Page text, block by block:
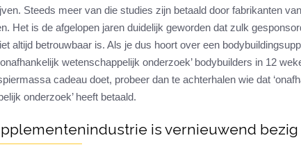
Steeds meer van die studies zijn betaald door fabrikanten van
Het is de afgelopen jaren duidelijk geworden dat zulk
altijd betrouwbaar is. Als je dus hoort over een
wetenschappelijk onderzoek’ bodybuilders in 12
cadeau doet, probeer dan te achterhalen wie dat
onderzoek’ heeft betaald.
is vernieuwend bezig